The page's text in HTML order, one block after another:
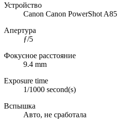
Устройство
Canon Canon PowerShot A85
Апертура
ƒ/5
Фокусное расстояние
9.4 mm
Exposure time
1/1000 second(s)
Вспышка
Авто, не сработала